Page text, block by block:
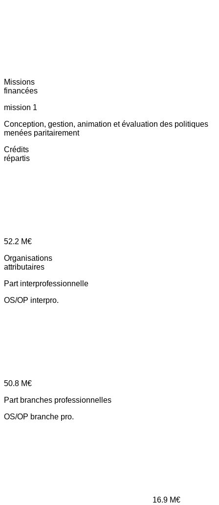
Missions
financées
mission 1
Conception, gestion, animation et évaluation des politiques
menées paritairement
Crédits
répartis
52.2 M€
Organisations
attributaires
Part interprofessionnelle
OS/OP interpro.
50.8 M€
Part branches professionnelles
OS/OP branche pro.
16.9 M€